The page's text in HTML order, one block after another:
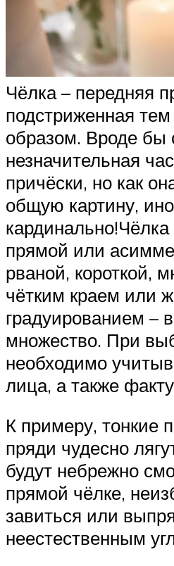
Чёлка – передняя
подстриженная
образом. Вроде бы
незначительная
причёски, но как
общую картину,
прямой или
рваной, короткой,
чётким краем или
градуированием –
множество. При
необходимо
лица, а также
К примеру, тонкие
пряди чудесно
будут небрежно
прямой чёлке,
завиться или
неестественным